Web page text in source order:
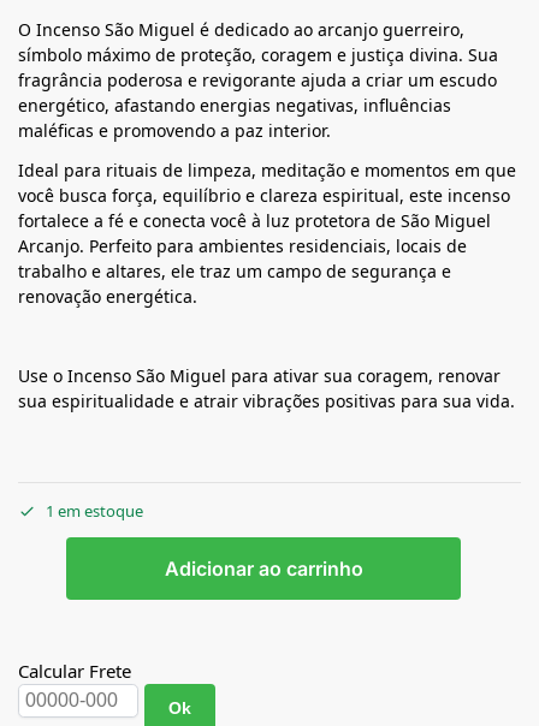
O Incenso São Miguel é dedicado ao arcanjo guerreiro,
símbolo máximo de proteção, coragem e justiça divina. Sua
fragrância poderosa e revigorante ajuda a criar um escudo
energético, afastando energias negativas, influências
maléficas e promovendo a paz interior.
Ideal para rituais de limpeza, meditação e momentos em que
você busca força, equilíbrio e clareza espiritual, este incenso
fortalece a fé e conecta você à luz protetora de São Miguel
Arcanjo. Perfeito para ambientes residenciais, locais de
trabalho e altares, ele traz um campo de segurança e
renovação energética.
Use o Incenso São Miguel para ativar sua coragem, renovar
sua espiritualidade e atrair vibrações positivas para sua vida.
1 em estoque
Adicionar ao carrinho
Calcular Frete
Ok